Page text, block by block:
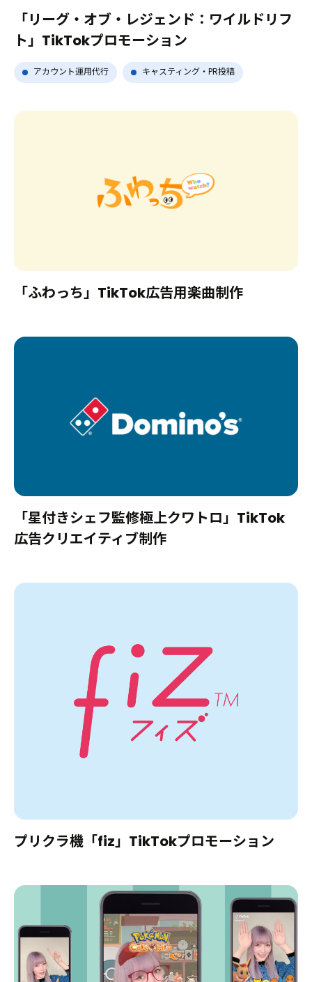
を育成するプロジェクト「Star Creation Next」
「リーグ・オブ・レジェンド：ワイルドリフ
ト」TikTokプロモーション
アカウント運用代行 キャスティング・PR投稿
「ふわっち」TikTok広告用楽曲制作
「星付きシェフ監修極上クワトロ」TikTok
広告クリエイティブ制作
プリクラ機「fiz」TikTokプロモーション